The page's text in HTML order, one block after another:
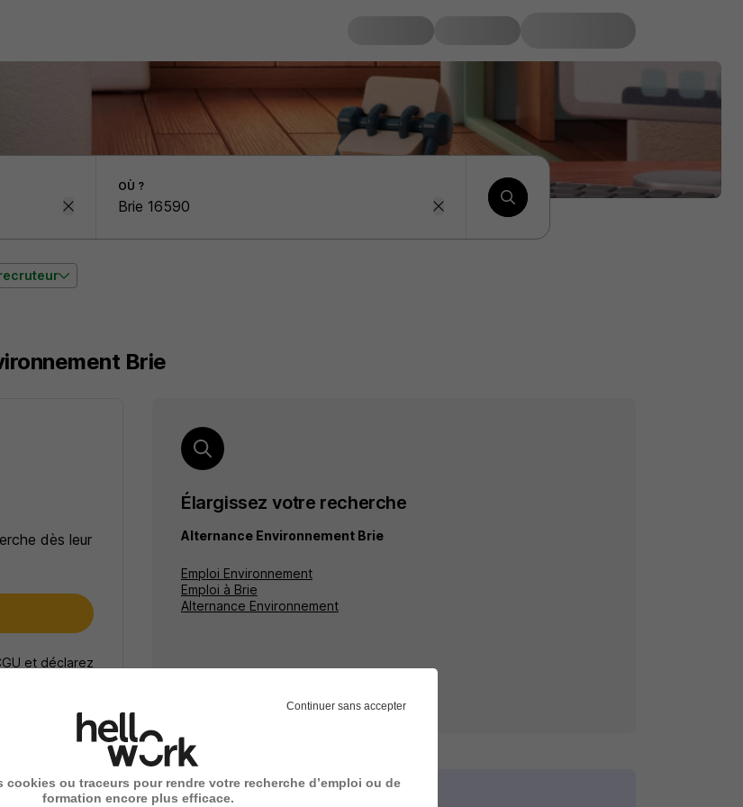
OÙ ?
Brie
dès leur
et déclarez
Élargissez votre recherche
Alternance Environnement Brie
Emploi Environnement
Emploi à Brie
Alternance Environnement
Continuer sans accepter
cookies ou traceurs pour rendre votre recherche d’emploi ou de
formation encore plus efficace.